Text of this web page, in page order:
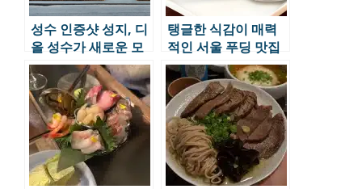
성수 인증샷 성지, 디
올 성수가 새로운 모
습으로 단장했습니
다.
탱글한 식감이 매력
적인 서울 푸딩 맛집
6곳